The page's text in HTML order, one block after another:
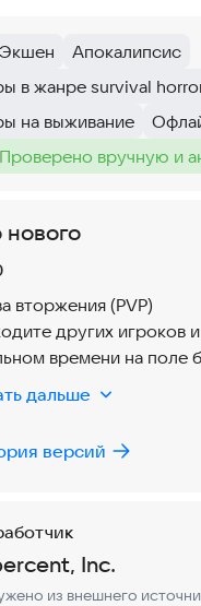
Экшен
Тег:
Апокалипсис
в жанре survival
на выживание
Тег:
:
Проверено вручную и
нового
вторжения (PVP)
других игроков
времени на поле
слотов для
повышения уровня.
с новыми
и
дальше
версий
Inc.
из внешнего